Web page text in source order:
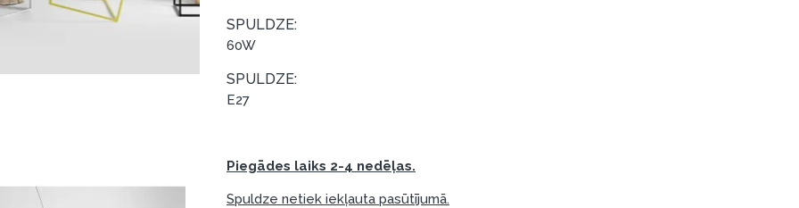
SPULDZE:
60W
SPULDZE:
E27
Piegādes laiks 2-4 nedēļas.
Spuldze netiek iekļauta pasūtījumā.